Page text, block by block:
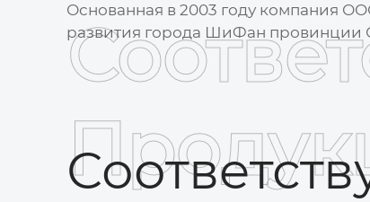
Основанная в 2003 году компания
развития города ШиФан провинции